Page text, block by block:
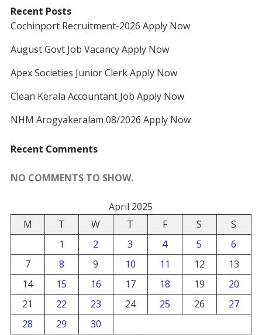
Recent Posts
Cochinport Recruitment-2026 Apply Now
August Govt Job Vacancy Apply Now
Apex Societies Junior Clerk Apply Now
Clean Kerala Accountant Job Apply Now
NHM Arogyakeralam 08/2026 Apply Now
Recent Comments
NO COMMENTS TO SHOW.
April 2025
M
T W T F S
S
1
2 3 4 5
6
7
8 9 10 11 12
13
14
15 16 17 18 19
20
21
22 23 24 25 26
27
28
29
30